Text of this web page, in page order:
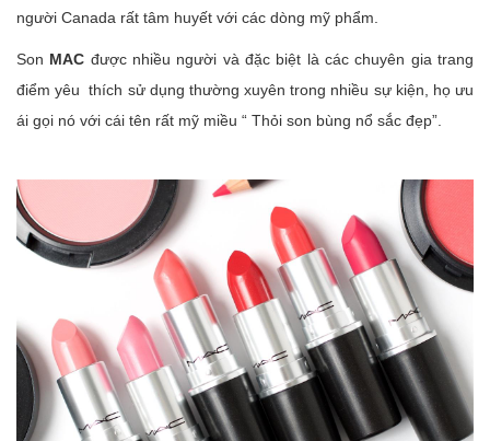
người Canada rất tâm huyết với các dòng mỹ phẩm.
Son MAC được nhiều người và đặc biệt là các chuyên gia trang
điểm yêu thích sử dụng thường xuyên trong nhiều sự kiện, họ ưu
ái gọi nó với cái tên rất mỹ miều “ Thỏi son bùng nổ sắc đẹp”.